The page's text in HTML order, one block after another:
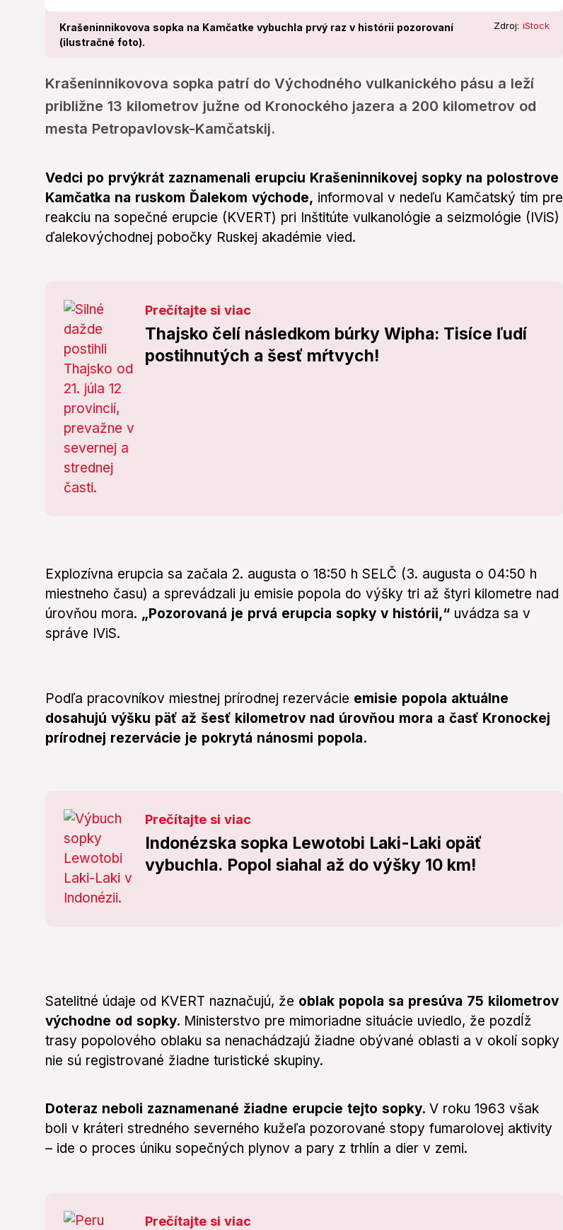
Krašeninnikovova sopka na Kamčatke vybuchla prvý raz v histórii pozorovaní
(ilustračné foto).
Zdroj: iStock
Krašeninnikovova sopka patrí do Východného vulkanického pásu a leží
približne 13 kilometrov južne od Kronockého jazera a 200 kilometrov od
mesta Petropavlovsk-Kamčatskij.
Vedci po prvýkrát zaznamenali erupciu Krašeninnikovej sopky na polostrove
Kamčatka na ruskom Ďalekom východe, informoval v nedeľu Kamčatský tím pre
reakciu na sopečné erupcie (KVERT) pri Inštitúte vulkanológie a seizmológie (IViS)
ďalekovýchodnej pobočky Ruskej akadémie vied.
Prečítajte si viac
Thajsko čelí následkom búrky Wipha: Tisíce ľudí
postihnutých a šesť mŕtvych!
Explozívna erupcia sa začala 2. augusta o 18:50 h SELČ (3. augusta o 04:50 h
miestneho času) a sprevádzali ju emisie popola do výšky tri až štyri kilometre nad
úrovňou mora. „Pozorovaná je prvá erupcia sopky v histórii,“ uvádza sa v
správe IViS.
Podľa pracovníkov miestnej prírodnej rezervácie emisie popola aktuálne
dosahujú výšku päť až šesť kilometrov nad úrovňou mora a časť Kronockej
prírodnej rezervácie je pokrytá nánosmi popola.
Prečítajte si viac
Indonézska sopka Lewotobi Laki-Laki opäť
vybuchla. Popol siahal až do výšky 10 km!
Satelitné údaje od KVERT naznačujú, že oblak popola sa presúva 75 kilometrov
východne od sopky. Ministerstvo pre mimoriadne situácie uviedlo, že pozdĺž
trasy popolového oblaku sa nenachádzajú žiadne obývané oblasti a v okolí sopky
nie sú registrované žiadne turistické skupiny.
Doteraz neboli zaznamenané žiadne erupcie tejto sopky. V roku 1963 však
boli v kráteri stredného severného kužeľa pozorované stopy fumarolovej aktivity
– ide o proces úniku sopečných plynov a pary z trhlín a dier v zemi.
Prečítajte si viac